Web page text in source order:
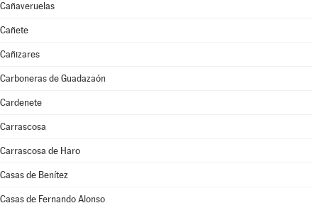
Cañaveruelas
Cañete
Cañizares
Carboneras de Guadazaón
Cardenete
Carrascosa
Carrascosa de Haro
Casas de Benítez
Casas de Fernando Alonso